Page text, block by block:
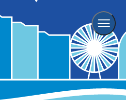
（横浜市中区山下町8）
掲載日：
2021年04月08日
更新日：2021年04月09日